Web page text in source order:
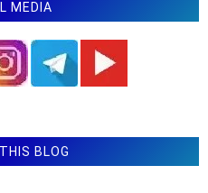
word dan pdf
format word dan pdf
2 Tahun 2026 Tentang
13 Tahun 2025 tentang
MEDIA
BLOG